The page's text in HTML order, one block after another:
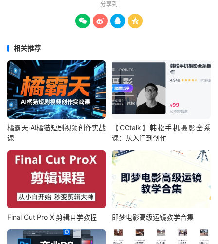
分享到
   
相关推荐
橘霸天·AI橘猫短剧视频创作实战
课
【CCtalk】韩松手机摄影全系
课：从入门到创作
Final Cut Pro X 剪辑自学教程 即梦电影高级运镜教学合集